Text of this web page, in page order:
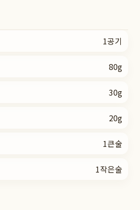
1공기
80g
30g
20g
1큰술
1작은술